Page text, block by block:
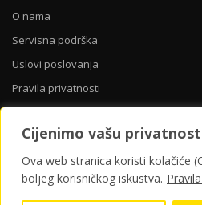
Cijenimo vašu
Ova web stranica koristi kolačiće
boljeg korisničkog iskustva.
O nama
Servisna podrška
Uslovi poslovanja
Pravila privatnosti
O nama Servisna podrška
Pravila
© 2026 Yellow Store Bosna i